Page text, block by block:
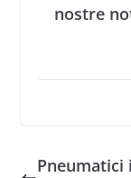
nostre
Pneumatici